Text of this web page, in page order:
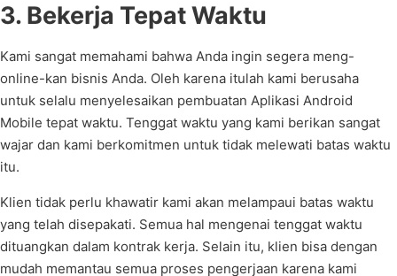
3. Bekerja Tepat Waktu
Kami sangat memahami bahwa Anda ingin segera meng-
online-kan bisnis Anda. Oleh karena itulah kami berusaha
untuk selalu menyelesaikan pembuatan Aplikasi Android
Mobile tepat waktu. Tenggat waktu yang kami berikan sangat
wajar dan kami berkomitmen untuk tidak melewati batas waktu
itu.
Klien tidak perlu khawatir kami akan melampaui batas waktu
yang telah disepakati. Semua hal mengenai tenggat waktu
dituangkan dalam kontrak kerja. Selain itu, klien bisa dengan
mudah memantau semua proses pengerjaan karena kami